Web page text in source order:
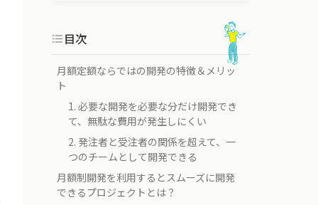
目次
月額定額ならではの開発の特徴＆メリッ
ト
1. 必要な開発を必要な分だけ開発でき
て、無駄な費用が発生しにくい
2. 発注者と受注者の関係を超えて、一
つのチームとして開発できる
月額制開発を利用するとスムーズに開発
できるプロジェクトとは？